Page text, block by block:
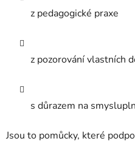
z pedagogické praxe
z pozorování vlastních
s důrazem na
Jsou to pomůcky, které